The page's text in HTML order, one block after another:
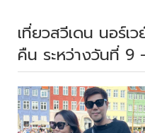
เที่ยวสวีเดน นอร์เ
คืน ระหว่างวันที่ 9